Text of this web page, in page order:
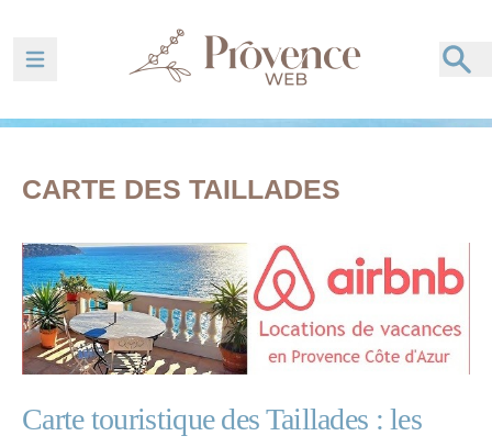
Ouvrir la barre de navigation
CARTE DES TAILLADES
Carte touristique des Taillades : les